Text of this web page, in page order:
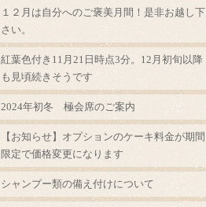
１２月は自分へのご褒美月間！是非お越し下
さい。
紅葉色付き11月21日時点3分。12月初旬以降
も見頃続きそうです
2024年初冬 極会席のご案内
【お知らせ】オプションのケーキ料金が期間
限定で価格変更になります
シャンプー類の備え付けについて